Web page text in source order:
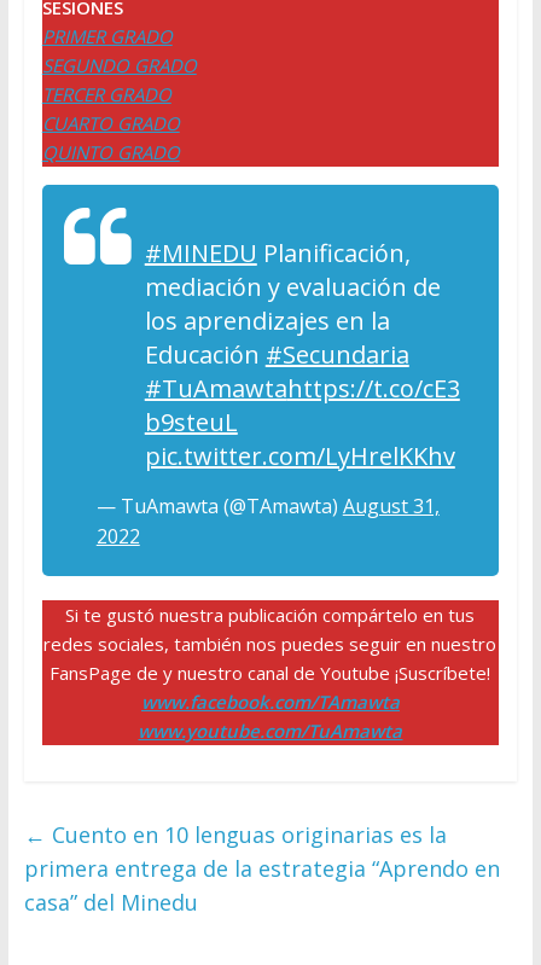
SESIONES
PRIMER GRADO
SEGUNDO GRADO
TERCER GRADO
CUARTO GRADO
QUINTO GRADO
#MINEDU Planificación,
mediación y evaluación de
los aprendizajes en la
Educación #Secundaria
#TuAmawtahttps://t.co/cE3
b9steuL
pic.twitter.com/LyHrelKKhv
— TuAmawta (@TAmawta) August 31,
2022
Si te gustó nuestra publicación compártelo en tus
redes sociales, también nos puedes seguir en nuestro
FansPage de y nuestro canal de Youtube ¡Suscríbete!
www.facebook.com/TAmawta
www.youtube.com/TuAmawta
← Cuento en 10 lenguas originarias es la
primera entrega de la estrategia “Aprendo en
casa” del Minedu